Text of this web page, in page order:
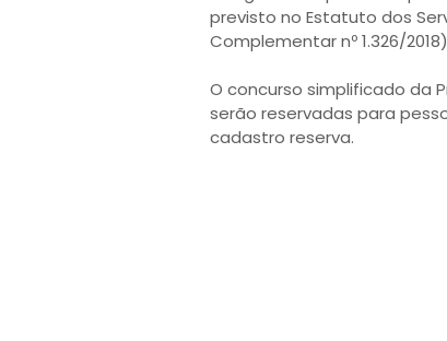
previsto no Estatuto dos
Complementar nº 1.326/
O concurso simplificado da
serão reservadas para
cadastro reserva.